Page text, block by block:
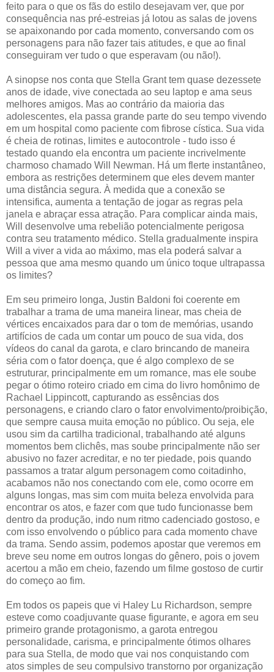
feito para o que os fãs do estilo desejavam ver, que por
consequência nas pré-estreias já lotou as salas de jovens
se apaixonando por cada momento, conversando com os
personagens para não fazer tais atitudes, e que ao final
conseguiram ver tudo o que esperavam (ou não!).
A sinopse nos conta que Stella Grant tem quase dezessete
anos de idade, vive conectada ao seu laptop e ama seus
melhores amigos. Mas ao contrário da maioria das
adolescentes, ela passa grande parte do seu tempo vivendo
em um hospital como paciente com fibrose cística. Sua vida
é cheia de rotinas, limites e autocontrole - tudo isso é
testado quando ela encontra um paciente incrivelmente
charmoso chamado Will Newman. Há um flerte instantâneo,
embora as restrições determinem que eles devem manter
uma distância segura. À medida que a conexão se
intensifica, aumenta a tentação de jogar as regras pela
janela e abraçar essa atração. Para complicar ainda mais,
Will desenvolve uma rebelião potencialmente perigosa
contra seu tratamento médico. Stella gradualmente inspira
Will a viver a vida ao máximo, mas ela poderá salvar a
pessoa que ama mesmo quando um único toque ultrapassa
os limites?
Em seu primeiro longa, Justin Baldoni foi coerente em
trabalhar a trama de uma maneira linear, mas cheia de
vértices encaixados para dar o tom de memórias, usando
artifícios de cada um contar um pouco de sua vida, dos
vídeos do canal da garota, e claro brincando de maneira
séria com o fator doença, que é algo complexo de se
estruturar, principalmente em um romance, mas ele soube
pegar o ótimo roteiro criado em cima do livro homônimo de
Rachael Lippincott, capturando as essências dos
personagens, e criando claro o fator envolvimento/proibição,
que sempre causa muita emoção no público. Ou seja, ele
usou sim da cartilha tradicional, trabalhando até alguns
momentos bem clichês, mas soube principalmente não ser
abusivo no fazer acreditar, e no ter piedade, pois quando
passamos a tratar algum personagem como coitadinho,
acabamos não nos conectando com ele, como ocorre em
alguns longas, mas sim com muita beleza envolvida para
encontrar os atos, e fazer com que tudo funcionasse bem
dentro da produção, indo num ritmo cadenciado gostoso, e
com isso envolvendo o público para cada momento chave
da trama. Sendo assim, podemos apostar que veremos em
breve seu nome em outros longas do gênero, pois o jovem
acertou a mão em cheio, fazendo um filme gostoso de curtir
do começo ao fim.
Em todos os papeis que vi Haley Lu Richardson, sempre
esteve como coadjuvante quase figurante, e agora em seu
primeiro grande protagonismo, a garota entregou
personalidade, carisma, e principalmente ótimos olhares
para sua Stella, de modo que vai nos conquistando com
atos simples de seu compulsivo transtorno por organização